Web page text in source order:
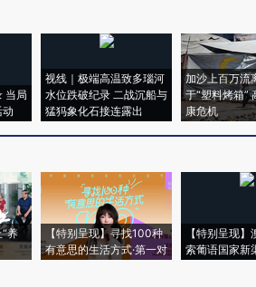
当局
视线｜极端高温致多瑙河
水位跌破纪录 二战沉船与
猛犸象化石接连露出
加沙上百万流
于“塑料烤箱”
康危机
养
【特别呈现】寻找100种
有意思的生活方式·第一对
【特别呈现
索葡语国家新